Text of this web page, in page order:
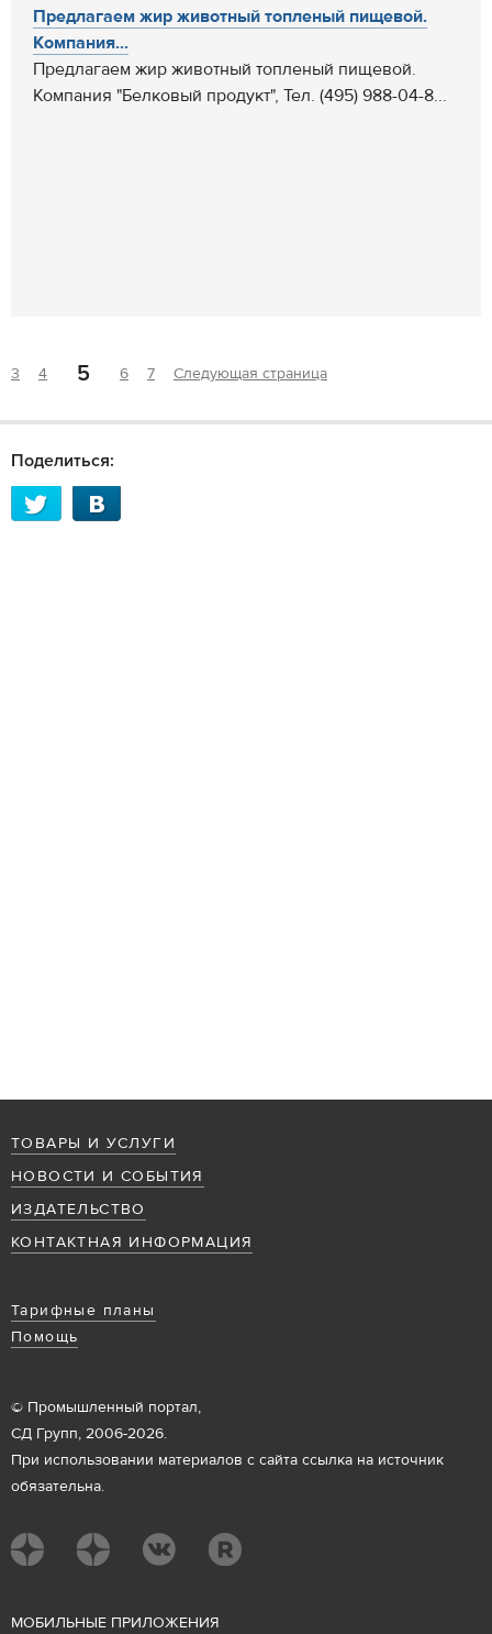
Предлагаем жир животный топленый пищевой.
Компания...
Предлагаем жир животный топленый пищевой.
Компания "Белковый продукт", Тел. (495) 988-04-8...
3 4 5 6 7 Следующая страница
Поделиться:
ТОВАРЫ И УСЛУГИ
НОВОСТИ И СОБЫТИЯ
ИЗДАТЕЛЬСТВО
КОНТАКТНАЯ ИНФОРМАЦИЯ
Тарифные планы
Помощь
© Промышленный портал,
СД Групп, 2006-2026.
При использовании материалов с сайта ссылка на источник
обязательна.
МОБИЛЬНЫЕ ПРИЛОЖЕНИЯ